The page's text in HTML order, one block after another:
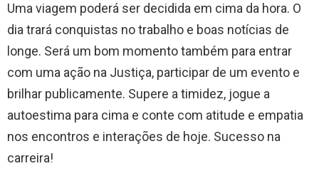
Uma viagem poderá ser decidida em cima da hora. O
dia trará conquistas no trabalho e boas notícias de
longe. Será um bom momento também para entrar
com uma ação na Justiça, participar de um evento e
brilhar publicamente. Supere a timidez, jogue a
autoestima para cima e conte com atitude e empatia
nos encontros e interações de hoje. Sucesso na
carreira!